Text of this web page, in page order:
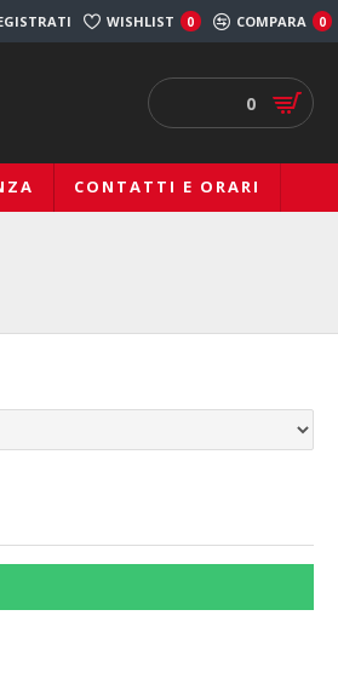
WISHLIST 0 COMPARA 0
0
CONTATTI E ORARI